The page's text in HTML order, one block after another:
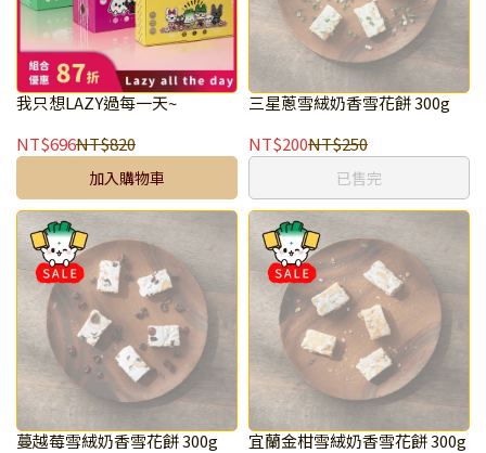
我只想LAZY過每一天~
NT$696NT$820
加入購物車
三星蔥雪絨奶香雪花餅 300g
NT$200NT$250
已售完
蔓越莓雪絨奶香雪花餅 300g
宜蘭金柑雪絨奶香雪花餅 300g